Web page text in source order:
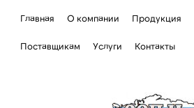
Главная О компании Продукция
Поставщикам Услуги Контакты